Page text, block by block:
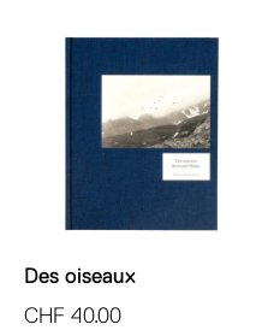
Des oiseaux
CHF 40.00